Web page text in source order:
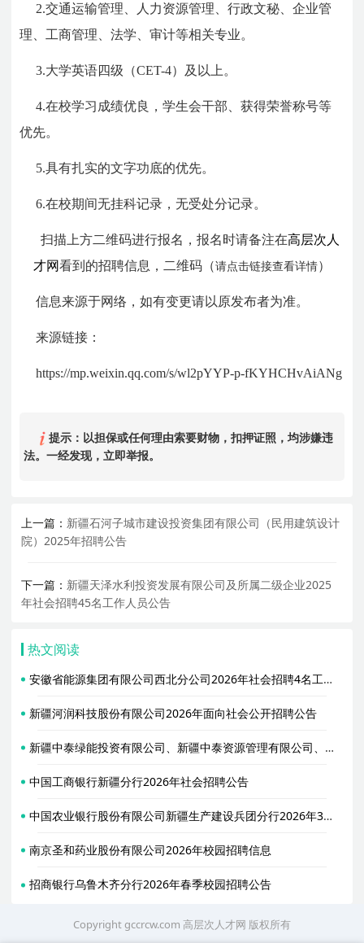
2.交通运输管理、人力资源管理、行政文秘、企业管
理、工商管理、法学、审计等相关专业。
3.大学英语四级（CET-4）及以上。
4.在校学习成绩优良，学生会干部、获得荣誉称号等
优先。
5.具有扎实的文字功底的优先。
6.在校期间无挂科记录，无受处分记录。
扫描上方二维码进行报名，报名时请备注在高层次人
才网看到的招聘信息，二维码（请点击链接查看详情）
信息来源于网络，如有变更请以原发布者为准。
来源链接：
https://mp.weixin.qq.com/s/wl2pYYP-p-fKYHCHvAiANg
提示：以担保或任何理由索要财物，扣押证照，均涉嫌违
法。一经发现，立即举报。
上一篇： 新疆石河子城市建设投资集团有限公司（民用建筑设计
院）2025年招聘公告
下一篇： 新疆天泽水利投资发展有限公司及所属二级企业2025
年社会招聘45名工作人员公告
热文阅读
安徽省能源集团有限公司西北分公司2026年社会招聘4名工作人员公告
新疆河润科技股份有限公司2026年面向社会公开招聘公告
新疆中泰绿能投资有限公司、新疆中泰资源管理有限公司、新疆中泰新能源有限公司2026年招聘简章
中国工商银行新疆分行2026年社会招聘公告
中国农业银行股份有限公司新疆生产建设兵团分行2026年3月春季招聘公告
南京圣和药业股份有限公司2026年校园招聘信息
招商银行乌鲁木齐分行2026年春季校园招聘公告
Copyright gccrcw.com 高层次人才网 版权所有